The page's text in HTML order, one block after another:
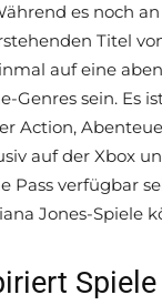
es noch
Titel
auf eine
Genres sein. Es
Action,
auf der Xbox
Pass verfügbar
Jones-Spiele